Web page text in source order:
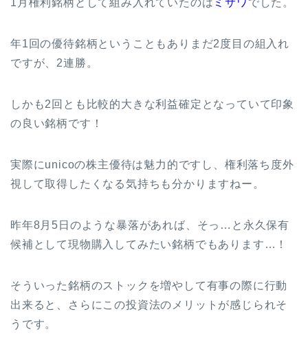
年1回の優待銘柄ということもありまだ2度目の組入れ
ですが、2連勝。
しかも2回とも比較的大きな利益確定となっていて印象
の良い銘柄です！
実際にunicoの株主優待は魅力的ですし、権利落ち度外
視して取得したくなる気持ちも分かりますねー。
昨年8月5日のような暴落があれば、そっ…と永久保有
候補として現物購入してみたい銘柄でもあります…！
そういった銘柄のストックを増やして有事の際に行動
出来ると、さらにこの投資法のメリットが感じられそ
うです。